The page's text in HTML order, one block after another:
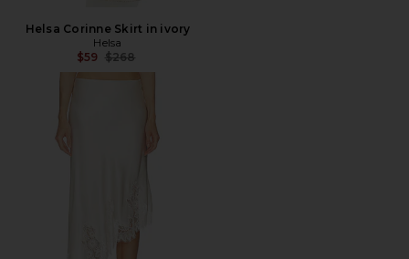
Helsa Corinne Skirt in ivory
Helsa
$59 Precio anterior:
$268